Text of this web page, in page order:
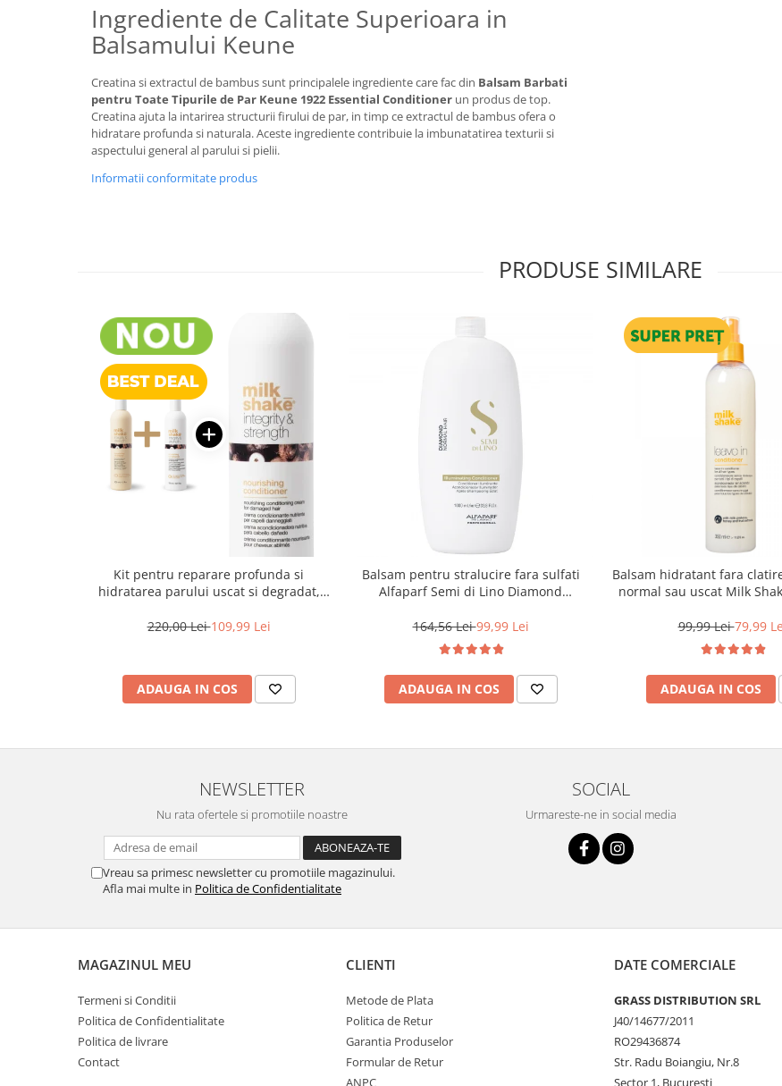
Ingrediente de Calitate Superioara in
Balsamului Keune
Creatina si extractul de bambus sunt principalele ingrediente care fac din Balsam Barbati
pentru Toate Tipurile de Par Keune 1922 Essential Conditioner un produs de top.
Creatina ajuta la intarirea structurii firului de par, in timp ce extractul de bambus ofera o
hidratare profunda si naturala. Aceste ingrediente contribuie la imbunatatirea texturii si
aspectului general al parului si pielii.
Informatii conformitate produs
PRODUSE SIMILARE
Kit pentru reparare profunda si
hidratarea parului uscat si degradat,
Nourishing
220,00 Lei109,99 Lei
ADAUGA IN COS
Balsam pentru stralucire fara sulfati
Alfaparf Semi di Lino Diamond
164,56 Lei99,99 Lei
ADAUGA IN COS
Balsam hidratant fara
normal sau uscat Milk
99,99 Lei79,99
ADAUGA IN COS
NEWSLETTER
Nu rata ofertele si promotiile noastre
Vreau sa primesc newsletter cu promotiile magazinului.
Afla mai multe in Politica de Confidentialitate
SOCIAL
Urmareste-ne in social media
MAGAZINUL MEU
Termeni si Conditii
Politica de Confidentialitate
Politica de livrare
Contact
CLIENTI
Metode de Plata
Politica de Retur
Garantia Produselor
Formular de Retur
ANPC
DATE COMERCIALE
GRASS DISTRIBUTION SRL
J40/14677/2011
RO29436874
Str. Radu Boiangiu, Nr.8
Sector 1, Bucuresti